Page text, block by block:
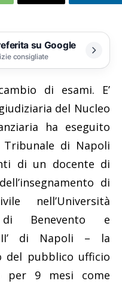
su Google
consigliate
di esami. E’
del Nucleo
ha eseguito
Tribunale di Napoli
di un docente di
di
nell’Università
di Benevento e
II’ di Napoli – la
del pubblico ufficio
per 9 mesi come